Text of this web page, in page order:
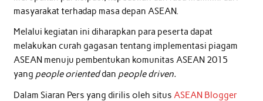
masyarakat terhadap masa depan ASEAN.
Melalui kegiatan ini diharapkan para peserta dapat
melakukan curah gagasan tentang implementasi piagam
ASEAN menuju pembentukan komunitas ASEAN 2015
yang people orienteddan people driven.
Dalam Siaran Pers yang dirilis oleh situs ASEAN Blogger